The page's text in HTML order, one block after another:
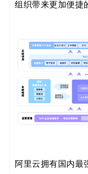
组织带来更加便捷
阿里云拥有国内最